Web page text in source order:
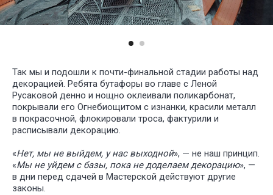
Так мы и подошли к почти-финальной стадии работы над
декорацией. Ребята бутафоры во главе с Леной
Русаковой денно и нощно оклеивали поликарбонат,
покрывали его Огнебиощитом с изнанки, красили металл
в покрасочной, флокировали троса, фактурили и
расписывали декорацию.
«Нет, мы не выйдем, у нас выходной», — не наш принцип.
«Мы не уйдем с базы, пока не доделаем декорацию», —
в дни перед сдачей в Мастерской действуют другие
законы.